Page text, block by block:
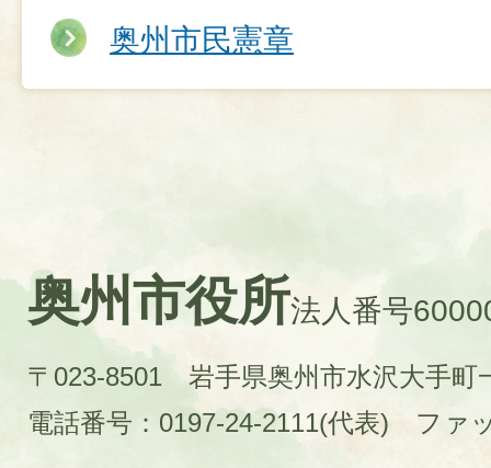
奥州市民憲章
奥州市役所法人番号
〒023-8501 岩手県奥州市水沢大手町
電話番号：0197-24-2111(代表)
ファ